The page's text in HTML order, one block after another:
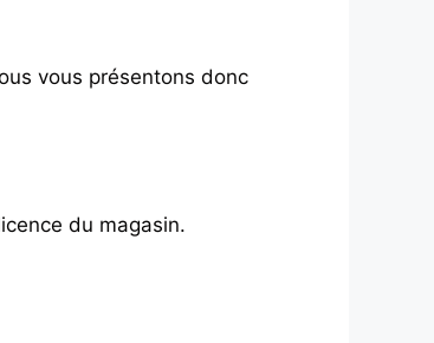
vous présentons donc
du magasin.